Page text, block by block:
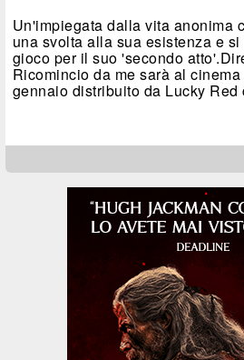
Un'impiegata dalla vita anonima
una svolta alla sua esistenza e
gioco per il suo 'secondo
Ricomincio da me sarà al
gennaio distribuito da Lucky Red